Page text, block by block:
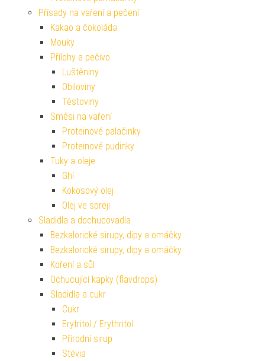
Přísady na vaření a pečení
Kakao a čokoláda
Mouky
Přílohy a pečivo
Luštěniny
Obiloviny
Těstoviny
Směsi na vaření
Proteinové palačinky
Proteinové pudinky
Tuky a oleje
Ghí
Kokosový olej
Olej ve spreji
Sladidla a dochucovadla
Bezkalorické sirupy, dipy a omáčky
Bezkalorické sirupy, dipy a omáčky
Koření a sůl
Ochucující kapky (flavdrops)
Sladidla a cukr
Cukr
Erytritol / Erythritol
Přírodní sirup
Stévia